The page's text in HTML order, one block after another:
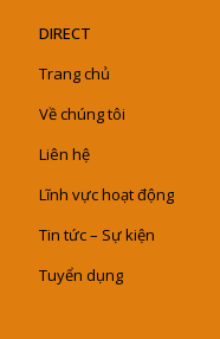
DIRECT
Trang chủ
Về chúng tôi
Liên hệ
Lĩnh vực hoạt động
Tin tức – Sự kiện
Tuyển dụng